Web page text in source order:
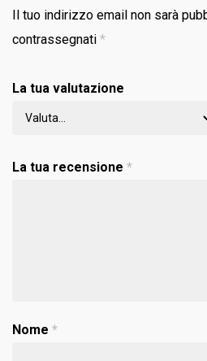
Il tuo indirizzo email non sarà
contrassegnati*
La tua valutazione
La tua recensione*
Nome*